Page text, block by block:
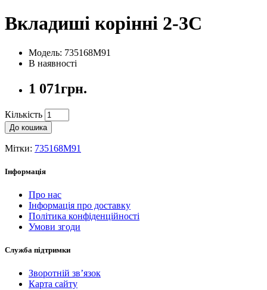
Вкладиші корінні 2-3C
Модель: 735168M91
В наявності
1 071грн.
Кількість
До кошика
Мітки: 735168M91
Інформація
Про нас
Інформація про доставку
Політика конфіденційності
Умови згоди
Служба підтримки
Зворотній зв’язок
Карта сайту